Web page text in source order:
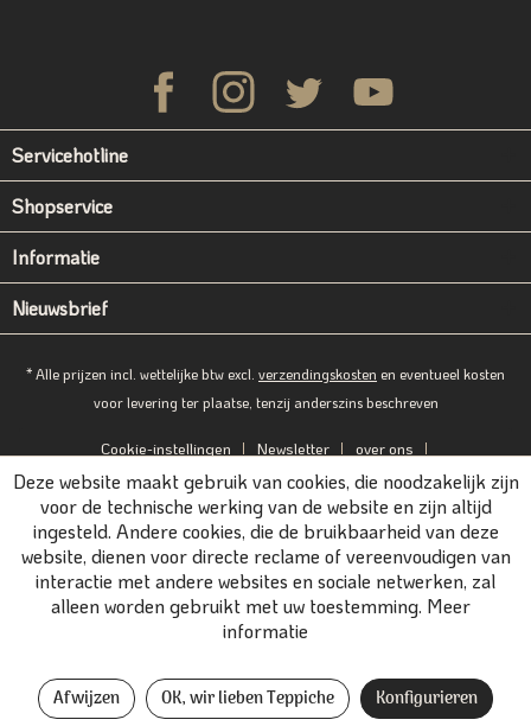
Servicehotline
Shopservice
Informatie
Nieuwsbrief
* Alle prijzen incl. wettelijke btw excl. verzendingskosten en eventueel kosten
voor levering ter plaatse, tenzij anderszins beschreven
Cookie-instellingen Newsletter
over ons
Gegevensbescherming
Afdruk B2B-Portal
Deze website maakt gebruik van cookies, die noodzakelijk zijn
voor de technische werking van de website en zijn altijd
ingesteld. Andere cookies, die de bruikbaarheid van deze
website, dienen voor directe reclame of vereenvoudigen van
interactie met andere websites en sociale netwerken, zal
alleen worden gebruikt met uw toestemming. Meer
informatie
Afwijzen OK, wir lieben Teppiche Konfigurieren